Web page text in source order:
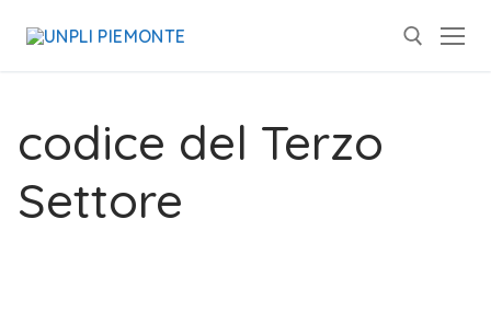
codice del Terzo
Settore